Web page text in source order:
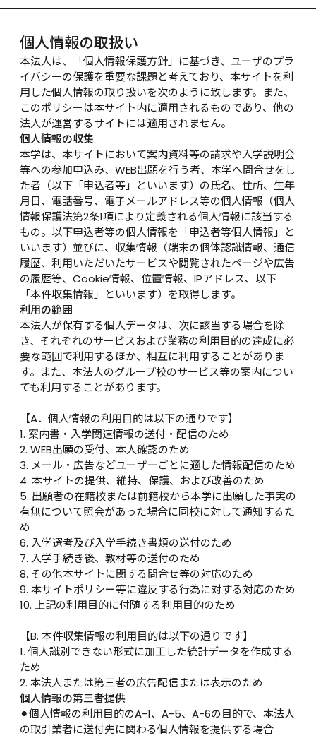
個人情報の取扱い
本法人は、「個人情報保護方針」に基づき、ユーザのプラ
イバシーの保護を重要な課題と考えており、本サイトを利
用した個人情報の取り扱いを次のように致します。また、
このポリシーは本サイト内に適用されるものであり、他の
法人が運営するサイトには適用されません。
個人情報の収集
本学は、本サイトにおいて案内資料等の請求や入学説明会
等への参加申込み、WEB出願を行う者、本学へ問合せをし
た者（以下「申込者等」といいます）の氏名、住所、生年
月日、電話番号、電子メールアドレス等の個人情報（個人
情報保護法第2条1項により定義される個人情報に該当する
もの。以下申込者等の個人情報を「申込者等個人情報」と
いいます）並びに、収集情報（端末の個体認識情報、通信
履歴、利用いただいたサービスや閲覧されたページや広告
の履歴等、Cookie情報、位置情報、IPアドレス、以下
「本件収集情報」といいます）を取得します。
利用の範囲
本法人が保有する個人データは、次に該当する場合を除
き、それぞれのサービスおよび業務の利用目的の達成に必
要な範囲で利用するほか、相互に利用することがありま
す。また、本法人のグループ校のサービス等の案内につい
ても利用することがあります。
【A．個人情報の利用目的は以下の通りです】
1. 案内書・入学関連情報の送付・配信のため
2. WEB出願の受付、本人確認のため
3. メール・広告などユーザーごとに適した情報配信のため
4. 本サイトの提供、維持、保護、および改善のため
5. 出願者の在籍校または前籍校から本学に出願した事実の
有無について照会があった場合に同校に対して通知するた
め
6. 入学選考及び入学手続き書類の送付のため
7. 入学手続き後、教材等の送付のため
8. その他本サイトに関する問合せ等の対応のため
9. 本サイトポリシー等に違反する行為に対する対応のため
10. 上記の利用目的に付随する利用目的のため
【B. 本件収集情報の利用目的は以下の通りです】
1. 個人識別できない形式に加工した統計データを作成する
ため
2. 本法人または第三者の広告配信または表示のため
個人情報の第三者提供
⚫︎個人情報の利用目的のA-1、A-5、A-6の目的で、本法人
の取引業者に送付先に関わる個人情報を提供する場合